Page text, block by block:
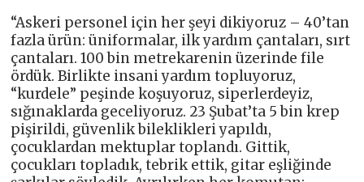
“Askeri personel için her şeyi dikiyoruz – 40’tan
fazla ürün: üniformalar, ilk yardım çantaları, sırt
çantaları. 100 bin metrekarenin üzerinde file
ördük. Birlikte insani yardım topluyoruz,
“kurdele” peşinde koşuyoruz, siperlerdeyiz,
sığınaklarda geceliyoruz. 23 Şubat’ta 5 bin krep
pişirildi, güvenlik bileklikleri yapıldı,
çocuklardan mektuplar toplandı. Gittik,
çocukları topladık, tebrik ettik, gitar eşliğinde